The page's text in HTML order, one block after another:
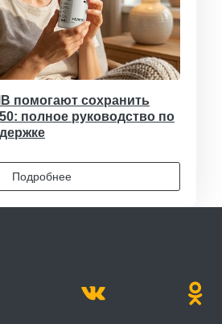
помогают сохранить
полное руководство по
Подробнее